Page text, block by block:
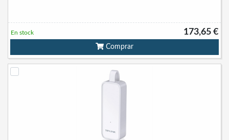
173,65 €
En stock
Comprar